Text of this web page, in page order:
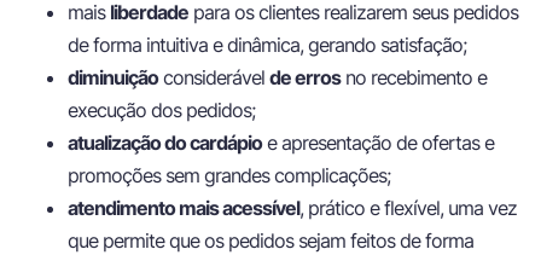
mais liberdade para os clientes realizarem seus pedidos
de forma intuitiva e dinâmica, gerando satisfação;
diminuiçãoconsiderável de errosno recebimento e
execução dos pedidos;
atualização do cardápioe apresentação de ofertas e
promoções sem grandes complicações;
atendimento mais acessível, prático e flexível, uma vez
que permite que os pedidos sejam feitos de forma